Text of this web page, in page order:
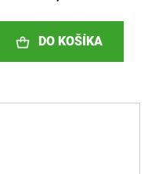
DO KOŠÍKA